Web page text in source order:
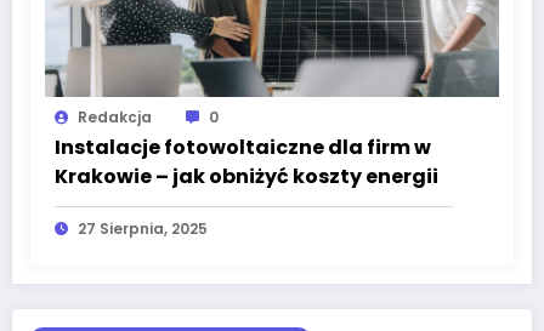
Redakcja 0
Instalacje fotowoltaiczne dla firm w
Krakowie – jak obniżyć koszty energii
27 Sierpnia, 2025